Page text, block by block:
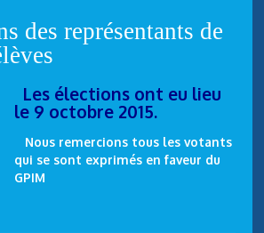
des représentants de
Les élections ont eu lieu
le 9 octobre 2015.
Nous remercions tous les votants
qui se sont exprimés en faveur du
GPIM